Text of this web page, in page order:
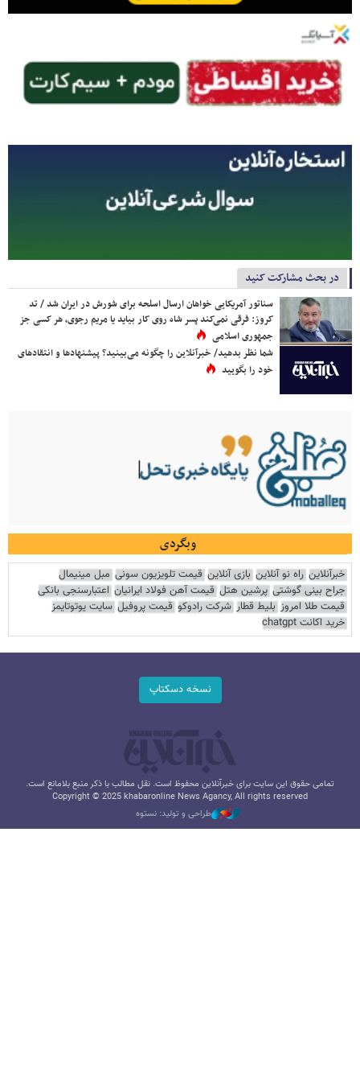
در بحث مشارکت کنید
سناتور آمریکایی خواهان ارسال اسلحه برای شورش در ایران شد / تد
کروز: فرقی نمی‌کند پسر شاه روی کار بیاید یا مریم رجوی، هر کسی جز
جمهوری اسلامی
شما نظر بدهید/ خبرآنلاین را چگونه می‌بینید؟ پیشنهادها و انتقادهای
خود را بگویید
وبگردی
خبرآنلاین راه نو آنلاین بازی آنلاین قیمت تلویزیون سونی مبل مینیمال
جراح بینی گوشتی پرشین هتل قیمت آهن فولاد ایرانیان اعتبارسنجی بانکی
قیمت طلا امروز بلیط قطار شرکت رادوکو قیمت پروفیل سایت یوتوتایمز
خرید اکانت chatgpt
نسخه دسکتاپ
تمامی حقوق این سایت برای خبرآنلاین محفوظ است. نقل مطالب با ذکر منبع بلامانع است.
Copyright © 2025 khabaronline News Agancy, All rights reserved
طراحی و تولید: نستوه